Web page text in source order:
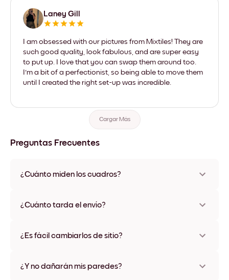
Laney Gill
I am obsessed with our pictures from Mixtiles! They are
such good quality, look fabulous, and are super easy
to put up. I love that you can swap them around too.
I'm a bit of a perfectionist, so being able to move them
until I created the right set-up was incredible.
Cargar Más
Preguntas Frecuentes
¿Cuánto miden los cuadros?
varios materiales y colores de marco, incluidas opciones sin
¿Cuánto tarda el envío?
disponibles en algunos países. Te enviaremos un número de
¿Es fácil cambiarlos de sitio?
ningún daño
¿Y no dañarán mis paredes?